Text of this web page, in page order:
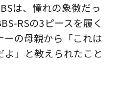
は、憧れの象徴だっ
RSの3ピースを履く
の母親から「これは
」と教えられたこと